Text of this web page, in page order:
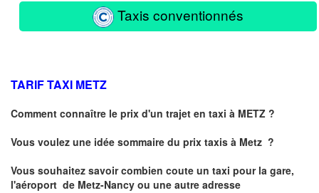
Taxis conventionnés
TARIF TAXI METZ
Comment connaître le prix d'un trajet en taxi à METZ ?
Vous voulez une idée sommaire du prix taxis à Metz ?
Vous souhaitez savoir combien coute un taxi pour la gare,
l'aéroport de Metz-Nancy ou une autre adresse